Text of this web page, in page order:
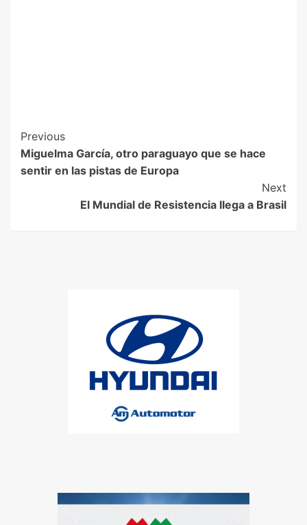
Previous
Miguelma García, otro paraguayo que se hace
sentir en las pistas de Europa
Next
El Mundial de Resistencia llega a Brasil